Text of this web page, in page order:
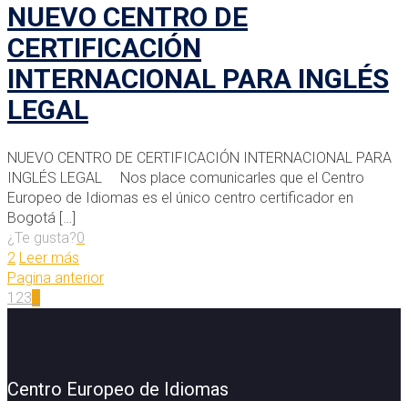
NUEVO CENTRO DE
CERTIFICACIÓN
INTERNACIONAL PARA INGLÉS
LEGAL
NUEVO CENTRO DE CERTIFICACIÓN INTERNACIONAL PARA
INGLÉS LEGAL Nos place comunicarles que el Centro
Europeo de Idiomas es el único centro certificador en
Bogotá […]
¿Te gusta?0
2 Leer más
Pagina anterior
1 234
Centro Europeo de Idiomas